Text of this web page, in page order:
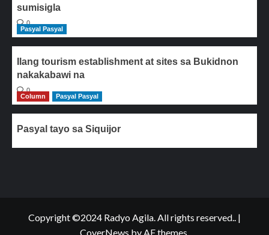
sumisigla
0
Pasyal Pasyal
Ilang tourism establishment at sites sa Bukidnon
nakakabawi na
0
Column
Pasyal Pasyal
Pasyal tayo sa Siquijor
Copyright ©2024 Radyo Agila. All rights reserved.. |
CoverNews by AF themes.